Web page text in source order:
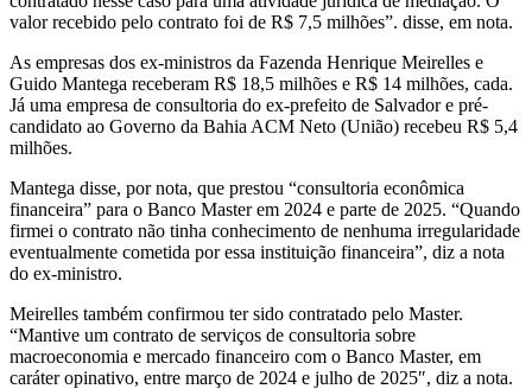
valor recebido pelo contrato foi de R$ 7,5 milhões”. disse, em nota.
As empresas dos ex-ministros da Fazenda Henrique Meirelles e
Guido Mantega receberam R$ 18,5 milhões e R$ 14 milhões, cada.
Já uma empresa de consultoria do ex-prefeito de Salvador e pré-
candidato ao Governo da Bahia ACM Neto (União) recebeu R$ 5,4
milhões.
Mantega disse, por nota, que prestou “consultoria econômica
financeira” para o Banco Master em 2024 e parte de 2025. “Quando
firmei o contrato não tinha conhecimento de nenhuma irregularidade
eventualmente cometida por essa instituição financeira”, diz a nota
do ex-ministro.
Meirelles também confirmou ter sido contratado pelo Master.
“Mantive um contrato de serviços de consultoria sobre
macroeconomia e mercado financeiro com o Banco Master, em
caráter opinativo, entre março de 2024 e julho de 2025″, diz a nota.